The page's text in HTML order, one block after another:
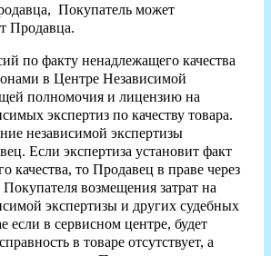
Покупатель может
Продавца.
по факту ненадлежащего качества
в Центре Независимой
полномочия и лицензию на
экспертиз по качеству товара.
независимой экспертизы
Если экспертиза установит факт
качества, то Продавец в праве через
Покупателя возмещения затрат на
экспертизы и других судебных
если в сервисном центре, будет
в товаре отсутствует, а